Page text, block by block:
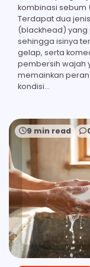
kombinasi sebum
Terdapat dua
(blackhead)
sehingga isinya
gelap, serta
pembersih wajah
memainkan
kondisi…
9 min read